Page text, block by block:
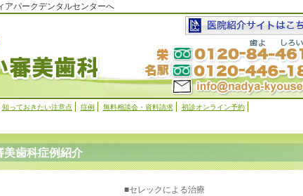
アパークデンタルセンターへ
知っておきたい注意点 症例 無料相談会・資料請求 初診オンライン予約
美歯科症例紹介
■セレックによる治療